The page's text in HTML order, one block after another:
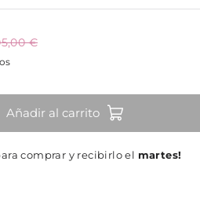
€
Añadir al carrito
comprar y recibirlo el martes!